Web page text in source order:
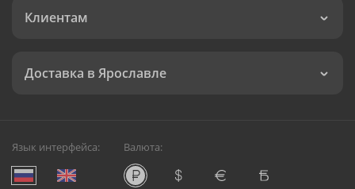
Клиентам
Доставка в Ярославле
Язык интерфейса: Валюта: